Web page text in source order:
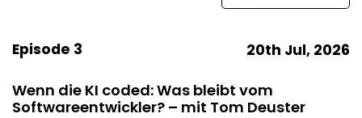
Episode 3 20th Jul, 2026
Wenn die KI coded: Was bleibt vom
Softwareentwickler? – mit Tom Deuster